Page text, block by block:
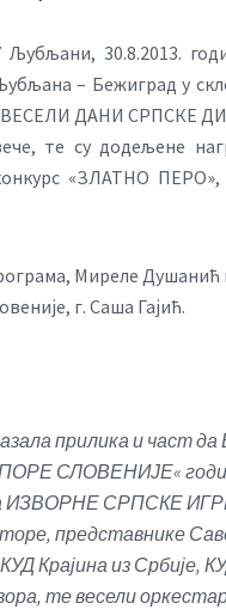
Љубљани, 30.8.2013.
– Бежиград у
ДАНИ СРПСКЕ
те су додељене
«ЗЛАТНО ПЕРО»,
Миреле
г. Саша Гајић.
прилика и част да
СЛОВЕНИЈЕ«
ИЗВОРНЕ СРПСКЕ
представнике
Крајина из Србије,
те весели